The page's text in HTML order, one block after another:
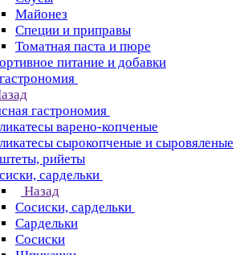
Майонез
Специи и приправы
Томатная паста и пюре
питание и добавки
гастрономия
варено-копченые
сырокопченые и сыровяленые
рийеты
сардельки
Назад
Сосиски, сардельки
Сардельки
Сосиски